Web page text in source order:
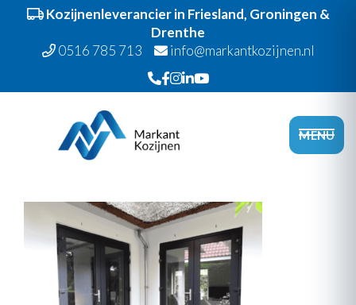
Kozijnenleverancier in Friesland, Groningen &
Drenthe
0516 785 713
info@markantkozijnen.nl
hoofdnavigatie
hoofd
MENU